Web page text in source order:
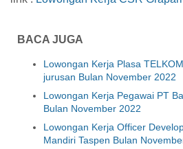
BACA JUGA
Lowongan Kerja Plasa
jurusan Bulan November 2022
Lowongan Kerja Pegawai PT
Bulan November 2022
Lowongan Kerja Officer
Mandiri Taspen Bulan